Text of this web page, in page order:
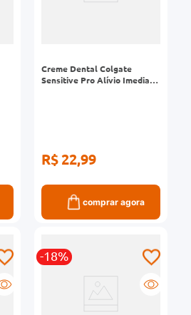
Creme Dental Colgate
Sensitive Pro Alívio Imediato
R$ 22,99
comprar agora
-18%